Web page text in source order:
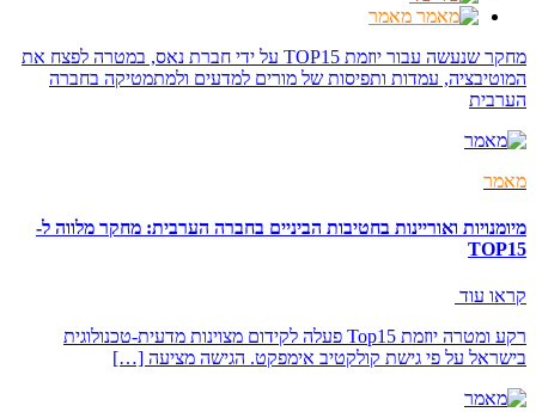
מאמר
מחקר שנעשה עבור יוזמת TOP15 על ידי חברת נאס, במטרה לפצח את
המוטיבציה, עמדות ותפיסות של מורים למדעים ולמתמטיקה בחברה
הערבית
מאמר
מיומנויות ואוריינות בחטיבות הביניים בחברה הערבית: מחקר מלווה ל-
TOP15
קראו עוד
רקע ומטרה יוזמת Top15 פעלה לקידום מצוינות מדעית-טכנולוגית
בישראל על פי גישת קולקטיב אימפקט. הגישה מציעה […]